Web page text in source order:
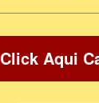
Click Aqui